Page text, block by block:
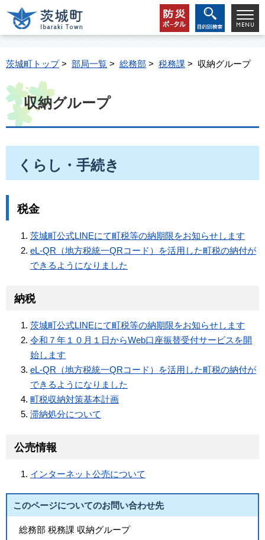
茨城町トップ> 部局一覧 > 総務部 > 税務課 > 収納グループ
収納グループ
くらし・手続き
税金
茨城町公式LINEにて町税等の納期限をお知らせします
eL-QR（地方税統一QRコード）を活用した町税の納付が
できるようになりました
納税
茨城町公式LINEにて町税等の納期限をお知らせします
令和７年１０月１日からWeb口座振替受付サービスを開
始します
eL-QR（地方税統一QRコード）を活用した町税の納付が
できるようになりました
町税収納対策基本計画
滞納処分について
公売情報
インターネット公売について
このページについてのお問い合わせ先
総務部 税務課 収納グループ